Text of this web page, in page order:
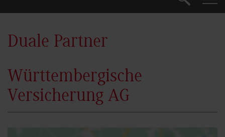
Suche
Duale Partner
Württembergische
Versicherung AG